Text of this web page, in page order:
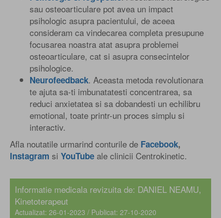
sau osteoarticulare pot avea un impact
psihologic asupra pacientului, de aceea
consideram ca vindecarea completa presupune
focusarea noastra atat asupra problemei
osteoarticulare, cat si asupra consecintelor
psihologice.
Neurofeedback. Aceasta metoda revolutionara
te ajuta sa-ti imbunatatesti concentrarea, sa
reduci anxietatea si sa dobandesti un echilibru
emotional, toate printr-un proces simplu si
interactiv.
Afla noutatile urmarind conturile de Facebook,
Instagram si YouTube ale clinicii Centrokinetic.
Informatie medicala revizuita de: DANIEL NEAMU,
Kinetoterapeut
Actualizat: 26-01-2023 / Publicat: 27-10-2020